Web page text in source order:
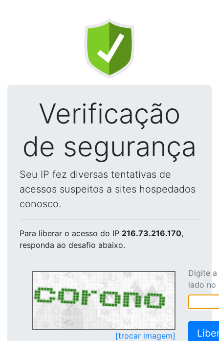
Verificação
de segurança
Seu IP fez diversas tentativas de
acessos suspeitos a sites hospedados
conosco.
Para liberar o acesso do IP 216.73.216.170,
responda ao desafio abaixo.
[trocar imagem]
Digite
lado no